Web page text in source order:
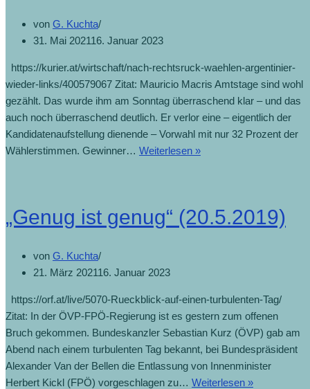
von G. Kuchta
31. Mai 202116. Januar 2023
https://kurier.at/wirtschaft/nach-rechtsruck-waehlen-argentinier-
wieder-links/400579067 Zitat: Mauricio Macris Amtstage sind wohl
gezählt. Das wurde ihm am Sonntag überraschend klar – und das
auch noch überraschend deutlich. Er verlor eine – eigentlich der
Kandidatenaufstellung dienende – Vorwahl mit nur 32 Prozent der
Wählerstimmen. Gewinner… Weiterlesen »Nach
wieder
„Genug ist genug“ (20.5.2019)
von G. Kuchta
21. März 202116. Januar 2023
https://orf.at/live/5070-Rueckblick-auf-einen-turbulenten-Tag/
Zitat: In der ÖVP-FPÖ-Regierung ist es gestern zum offenen
Bruch gekommen. Bundeskanzler Sebastian Kurz (ÖVP) gab am
Abend nach einem turbulenten Tag bekannt, bei Bundespräsident
Alexander Van der Bellen die Entlassung von Innenminister
Herbert Kickl (FPÖ) vorgeschlagen zu… Weiterlesen »„Genug